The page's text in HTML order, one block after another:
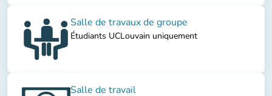
Salle de travaux de groupe
Étudiants UCLouvain uniquement
Salle de travail